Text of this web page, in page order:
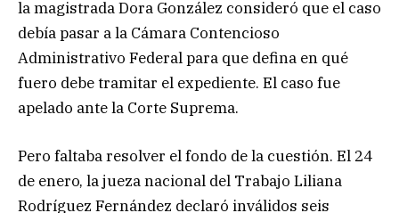
la magistrada Dora González consideró que el caso
debía pasar a la Cámara Contencioso
Administrativo Federal para que defina en qué
fuero debe tramitar el expediente. El caso fue
apelado ante la Corte Suprema.
Pero faltaba resolver el fondo de la cuestión. El 24
de enero, la jueza nacional del Trabajo Liliana
Rodríguez Fernández declaró inválidos seis